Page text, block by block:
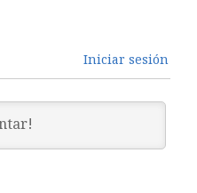
Iniciar sesión